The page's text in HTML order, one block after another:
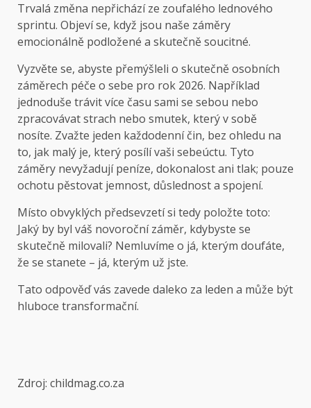
Trvalá změna nepřichází ze zoufalého lednového
sprintu. Objeví se, když jsou naše záměry
emocionálně podložené a skutečně soucitné.
Vyzvěte se, abyste přemýšleli o skutečně osobních
záměrech péče o sebe pro rok 2026. Například
jednoduše trávit více času sami se sebou nebo
zpracovávat strach nebo smutek, který v sobě
nosíte. Zvažte jeden každodenní čin, bez ohledu na
to, jak malý je, který posílí vaši sebeúctu. Tyto
záměry nevyžadují peníze, dokonalost ani tlak; pouze
ochotu pěstovat jemnost, důslednost a spojení.
Místo obvyklých předsevzetí si tedy položte toto:
Jaký by byl váš novoroční záměr, kdybyste se
skutečně milovali? Nemluvíme o já, kterým doufáte,
že se stanete – já, kterým už jste.
Tato odpověď vás zavede daleko za leden a může být
hluboce transformační.
Zdroj: childmag.co.za